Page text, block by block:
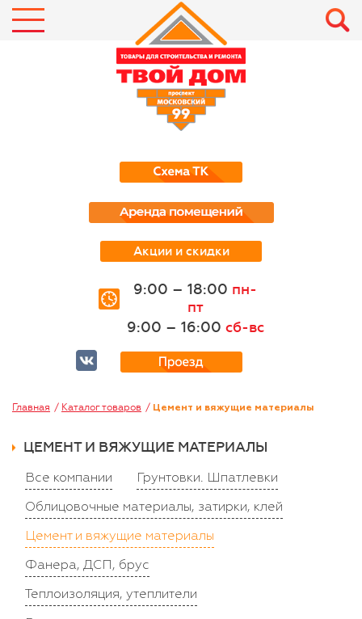
Акции и скидки
9:00 – 18:00 пн-
пт
9:00 – 16:00 сб-вс
Главная Каталог товаров Цемент и вяжущие материалы
ЦЕМЕНТ И ВЯЖУЩИЕ МАТЕРИАЛЫ
Все компании Грунтовки. Шпатлевки
Облицовочные материалы, затирки, клей
Цемент и вяжущие материалы
Фанера, ДСП, брус
Теплоизоляция, утеплители